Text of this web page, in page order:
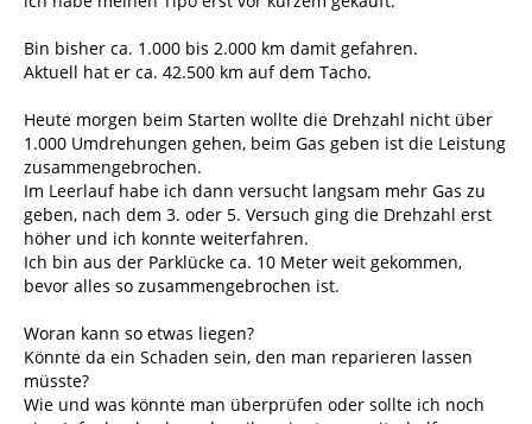
Bin bisher ca. 1.000 bis 2.000 km damit gefahren.
Aktuell hat er ca. 42.500 km auf dem Tacho.
Heute morgen beim Starten wollte die Drehzahl nicht über
1.000 Umdrehungen gehen, beim Gas geben ist die Leistung
zusammengebrochen.
Im Leerlauf habe ich dann versucht langsam mehr Gas zu
geben, nach dem 3. oder 5. Versuch ging die Drehzahl erst
höher und ich konnte weiterfahren.
Ich bin aus der Parklücke ca. 10 Meter weit gekommen,
bevor alles so zusammengebrochen ist.
Woran kann so etwas liegen?
Könnte da ein Schaden sein, den man reparieren lassen
müsste?
Wie und was könnte man überprüfen oder sollte ich noch